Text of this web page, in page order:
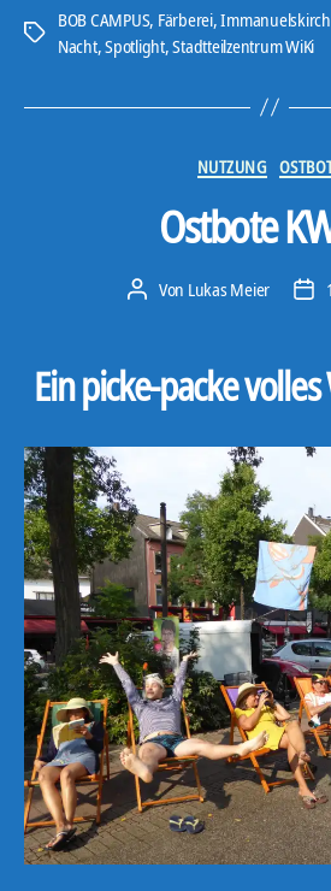
Schlagwörter
BOB CAMPUS, Färberei,
Nacht,Spotlight,Stadtteilzentrum WiKi
NUTZUNG
Ostbote
Beitragsautor
Von Lukas Meier
Ein picke-packe